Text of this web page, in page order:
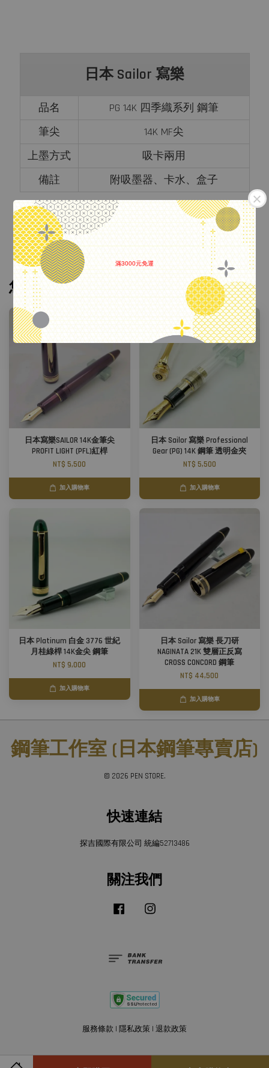
滿3000元免運
日本 Sailor 寫樂
品名
PG 14K 四季織系列 鋼筆
筆尖
14K MF尖
上墨方式
吸卡兩用
備註
附吸墨器、卡水、盒子
您可能也喜歡
日本寫樂SAILOR 14K金筆尖
PROFIT LIGHT (PFL)紅桿
NT$ 5,500
加入購物車
日本 Sailor 寫樂 Professional
Gear (PG) 14K 鋼筆 透明金夾
NT$ 5,500
加入購物車
日本 Platinum 白金 3776 世紀
月桂綠桿 14K金尖 鋼筆
NT$ 9,000
加入購物車
日本 Sailor 寫樂 長刀研
NAGINATA 21K 雙層正反寫
CROSS CONCORD 鋼筆
NT$ 44,500
加入購物車
鋼筆工作室 (日本鋼筆專賣店)
© 2026 PEN STORE.
快速連結
探吉國際有限公司 統編52713486
關注我們
Facebook
服務條款 | 隱私政策 | 退款政策